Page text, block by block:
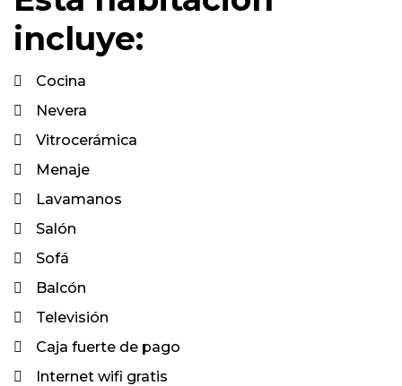
incluye:
Cocina
Nevera
Vitrocerámica
Menaje
Lavamanos
Salón
Sofá
Balcón
Televisión
Caja fuerte de pago
Internet wifi gratis